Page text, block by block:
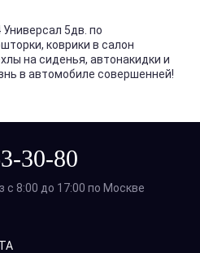
5дв. по
коврики в салон
на сиденья, автонакидки и
в автомобиле совершенней!
30-80
с 8:00 до 17:00 по Москве